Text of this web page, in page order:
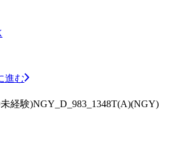
進む
経験)NGY_D_983_1348T(A)(NGY)